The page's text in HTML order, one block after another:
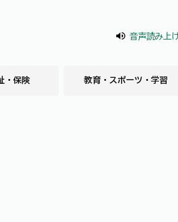
音声読み上
・保険 教育・スポーツ・学習